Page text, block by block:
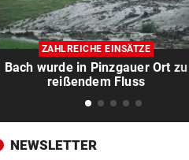
„WERMUTSTROPFEN“ vor
Verletzter Salzburg-Kicker:
Diagnose ist da!
Royale Ehekrise? Das sagt
Ehemann von Beatrice
ZAHLREICHE EINSÄTZE
Bach wurde in Pinzgauer Ort zu
reißendem Fluss
NEWSLETTER